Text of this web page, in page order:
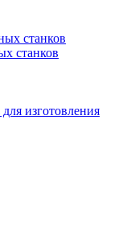
станков
станков
изготовления